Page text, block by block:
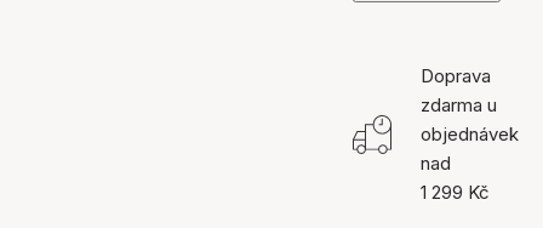
Doprava
zdarma u
objednávek
nad
1 299 Kč